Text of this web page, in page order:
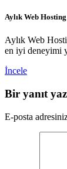
Aylık Web Hosting
Aylık Web
en iyi deneyimi
İncele
Bir yanıt
E-posta